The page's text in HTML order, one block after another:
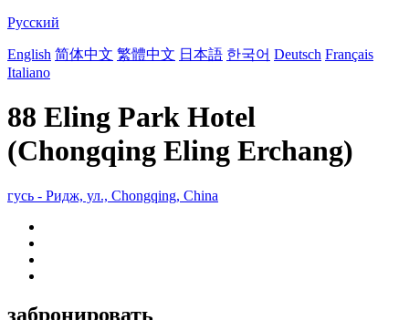
Русский
English 简体中文 繁體中文 日本語 한국어 Deutsch Français
Italiano
88 Eling Park Hotel
(Chongqing Eling Erchang)
гусь - Ридж, ул., Chongqing, China
забронировать